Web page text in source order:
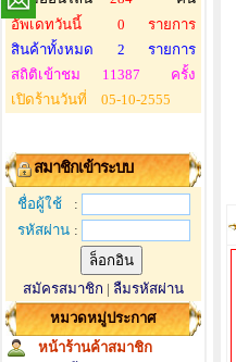
อัพเดทวันนี้
0
รายการ
สินค้าทั้งหมด
2
รายการ
สถิติเข้าชม
11387
ครั้ง
เปิดร้านวันที่
05-10-2555
สมาชิกเข้าระบบ
ชื่อผู้ใช้
:
รหัสผ่าน :
สมัครสมาชิก | ลืมรหัสผ่าน
หมวดหมู่ประกาศ
หน้าร้านค้าสมาชิก